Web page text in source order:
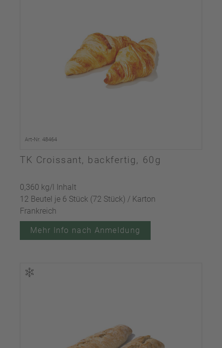
Art-Nr. 48464
TK Croissant, backfertig, 60g
0,360 kg/l Inhalt
12 Beutel je 6 Stück (72 Stück) / Karton
Frankreich
Mehr Info nach Anmeldung